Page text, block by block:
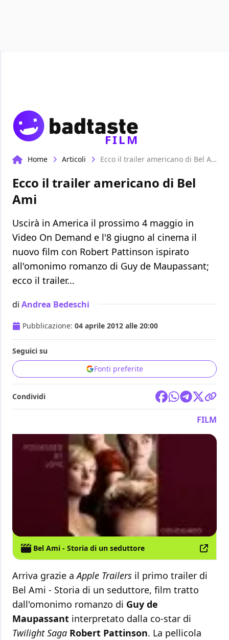
FILM
Home Articoli Ecco il trailer americano di Bel Ami
Ecco il trailer americano di Bel
Ami
Uscirà in America il prossimo 4 maggio in
Video On Demand e l'8 giugno al cinema il
nuovo film con Robert Pattinson ispirato
all'omonimo romanzo di Guy de Maupassant;
ecco il trailer...
di Andrea Bedeschi
Pubblicazione: 04 aprile 2012 alle 20:00
Seguici su
Fonti preferite
Condividi
FILM
Bel Ami - Storia di un seduttore
Arriva grazie aApple Trailers il primo trailer di
Bel Ami - Storia di un seduttore, film tratto
dall'omonimo romanzo di Guy de
Maupassant interpretato dalla co-star di
Twilight Saga Robert Pattinson. La pellicola